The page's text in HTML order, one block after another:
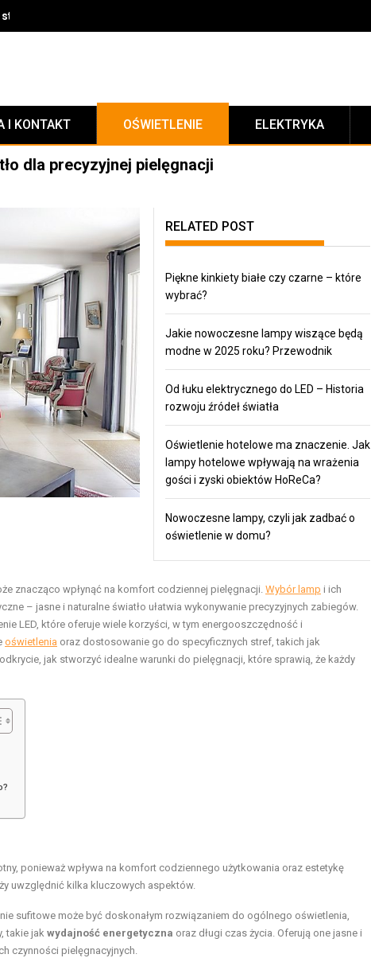
i wykończenie na lata
I KONTAKT OŚWIETLENIE ELEKTRYKA
dla precyzyjnej pielęgnacji
RELATED POST
Piękne kinkiety białe czy czarne – które
wybrać?
Jakie nowoczesne lampy wiszące będą
modne w 2025 roku? Przewodnik
Od łuku elektrycznego do LED – Historia
rozwoju źródeł światła
Oświetlenie hotelowe ma znaczenie. Jak
lampy hotelowe wpływają na wrażenia
gości i zyski obiektów HoReCa?
Nowoczesne lampy, czyli jak zadbać o
oświetlenie w domu?
znacząco wpłynąć na komfort codziennej pielęgnacji. Wybór lamp i ich
– jasne i naturalne światło ułatwia wykonywanie precyzyjnych zabiegów.
LED, które oferuje wiele korzyści, w tym energooszczędność i
oświetlenia oraz dostosowanie go do specyficznych stref, takich jak
jak stworzyć idealne warunki do pielęgnacji, które sprawią, że każdy
ponieważ wpływa na komfort codziennego użytkowania oraz estetykę
uwzględnić kilka kluczowych aspektów.
sufitowe może być doskonałym rozwiązaniem do ogólnego oświetlenia,
takie jak wydajność energetyczna oraz długi czas życia. Oferują one jasne i
czynności pielęgnacyjnych.